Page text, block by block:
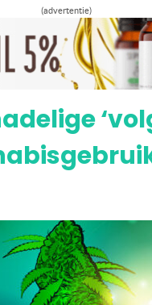
pijn of
(advertentie)